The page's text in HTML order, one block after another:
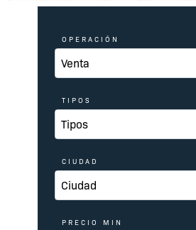
OPERACIÓN
Venta
TIPOS
Tipos
CIUDAD
Ciudad
PRECIO MIN